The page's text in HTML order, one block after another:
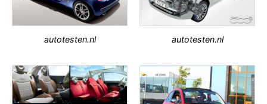
autotesten.nl autotesten.nl